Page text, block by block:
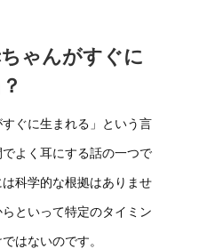
ゃんがすぐに
すぐに生まれる」という言
よく耳にする話の一つで
科学的な根拠はありませ
といって特定のタイミン
はないのです。